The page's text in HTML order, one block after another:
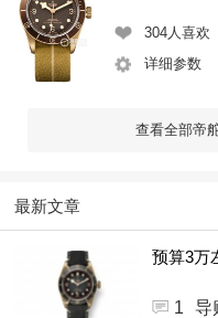
304人喜欢
详细参数
查看全部帝
最新文章
预算3万
1 导